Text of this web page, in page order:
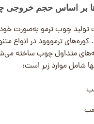
بر اساس حجم خروجی
تولید چوب ترمو به‌صورت
کوره‌های ترمووود در انواع
متداول چوب ساخته
شامل موارد زیر است: